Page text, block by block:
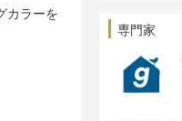
カラーを
専門家